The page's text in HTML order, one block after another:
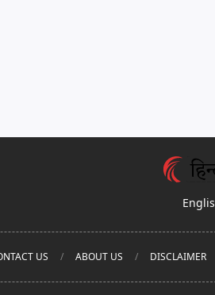
US ABOUT US DISCLAIMER